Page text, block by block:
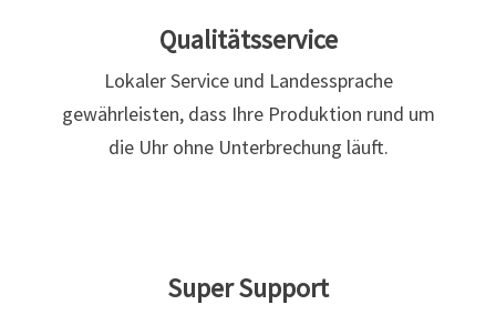
Qualitätsservice
Lokaler Service und Landessprache
gewährleisten, dass Ihre Produktion rund um
die Uhr ohne Unterbrechung läuft.
Super Support